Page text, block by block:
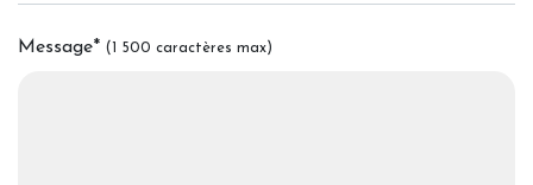
Message* (1 500 caractères max)